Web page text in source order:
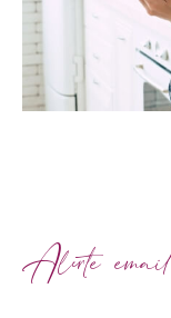
Alerte email